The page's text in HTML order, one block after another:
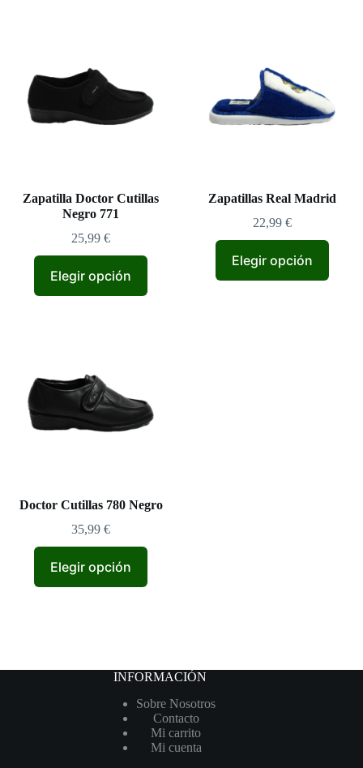
Zapatilla Doctor Cutillas
Negro 771
25,99 €
Elegir opción
Doctor Cutillas 780 Negro
35,99 €
Elegir opción
Zapatillas Real Madrid
22,99 €
Elegir opción
INFORMACIÓN
Sobre Nosotros
Contacto
Mi carrito
Mi cuenta